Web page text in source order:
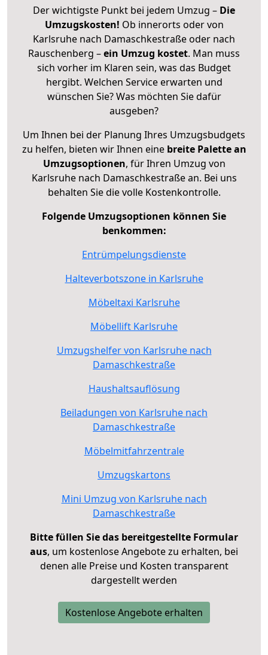
Der wichtigste Punkt bei jedem Umzug – Die
Umzugskosten! Ob innerorts oder von
Karlsruhe nach Damaschkestraße oder nach
Rauschenberg –ein Umzug kostet. Man muss
sich vorher im Klaren sein, was das Budget
hergibt. Welchen Service erwarten und
wünschen Sie? Was möchten Sie dafür
ausgeben?
Um Ihnen bei der Planung Ihres Umzugsbudgets
zu helfen, bieten wir Ihnen eine breite Palette an
Umzugsoptionen, für Ihren Umzug von
Karlsruhe nach Damaschkestraße an. Bei uns
behalten Sie die volle Kostenkontrolle.
Folgende Umzugsoptionen können Sie
benkommen:
Entrümpelungsdienste
Halteverbotszone in Karlsruhe
Möbeltaxi Karlsruhe
Möbellift Karlsruhe
Umzugshelfer von Karlsruhe nach
Damaschkestraße
Haushaltsauflösung
Beiladungen von Karlsruhe nach
Damaschkestraße
Möbelmitfahrzentrale
Umzugskartons
Mini Umzug von Karlsruhe nach
Damaschkestraße
Bitte füllen Sie das bereitgestellte Formular
aus, um kostenlose Angebote zu erhalten, bei
denen alle Preise und Kosten transparent
dargestellt werden
Kostenlose Angebote erhalten